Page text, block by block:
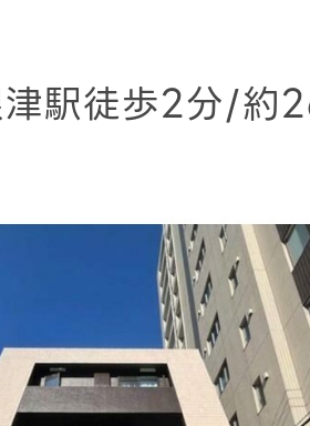
駅徒歩2分/約